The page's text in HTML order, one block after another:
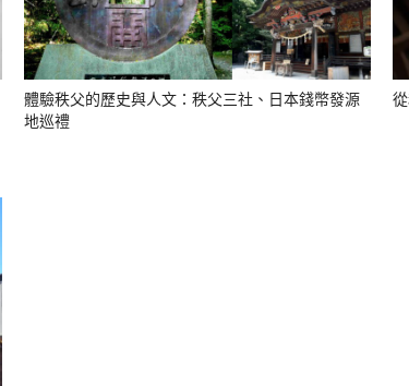
體驗秩父的歷史與人文：秩父三社、日本錢幣發源
地巡禮